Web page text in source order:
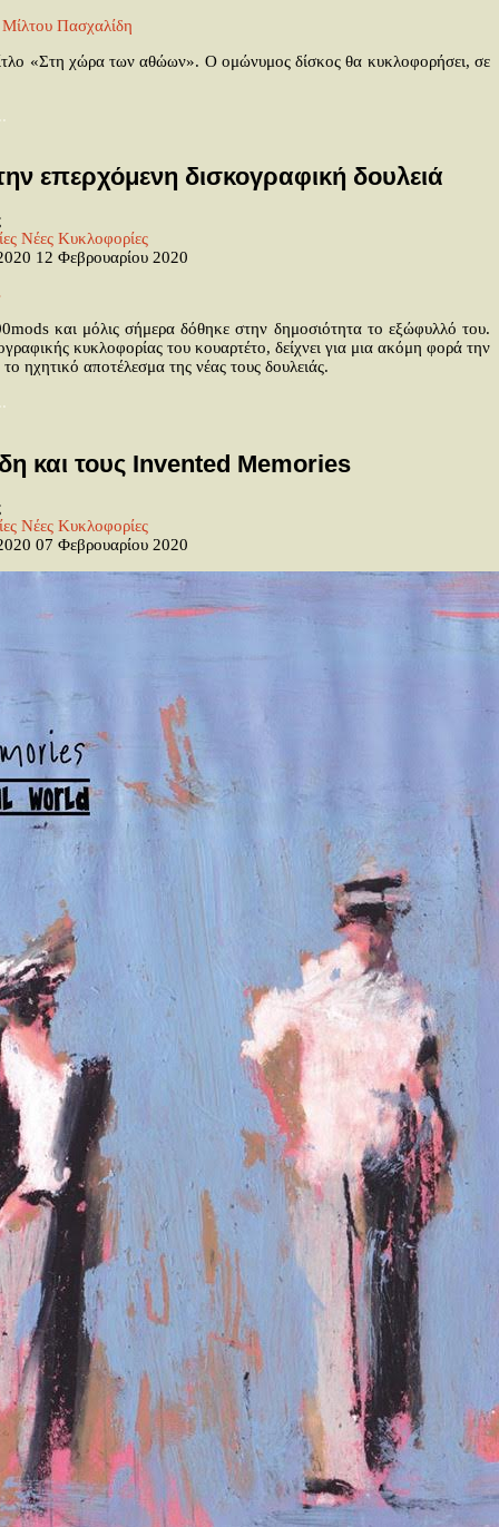
«Στη χώρα των αθώων». Ο ομώνυμος δίσκος θα κυκλοφορήσει, σε
επερχόμενη δισκογραφική δουλειά
Νέες Κυκλοφορίες
12 Φεβρουαρίου 2020
και μόλις σήμερα δόθηκε στην δημοσιότητα το εξώφυλλό του.
κυκλοφορίας του κουαρτέτο, δείχνει για μια ακόμη φορά την
ηχητικό αποτέλεσμα της νέας τους δουλειάς.
και τους Invented Memories
Νέες Κυκλοφορίες
07 Φεβρουαρίου 2020